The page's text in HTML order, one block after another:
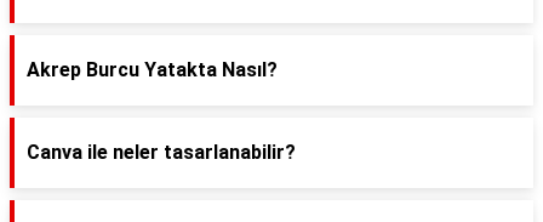
Akrep Burcu Yatakta Nasıl?
Canva ile neler tasarlanabilir?